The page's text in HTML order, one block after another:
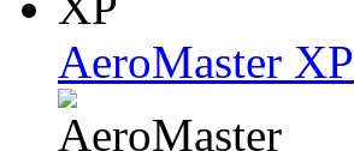
AeroMaster XP